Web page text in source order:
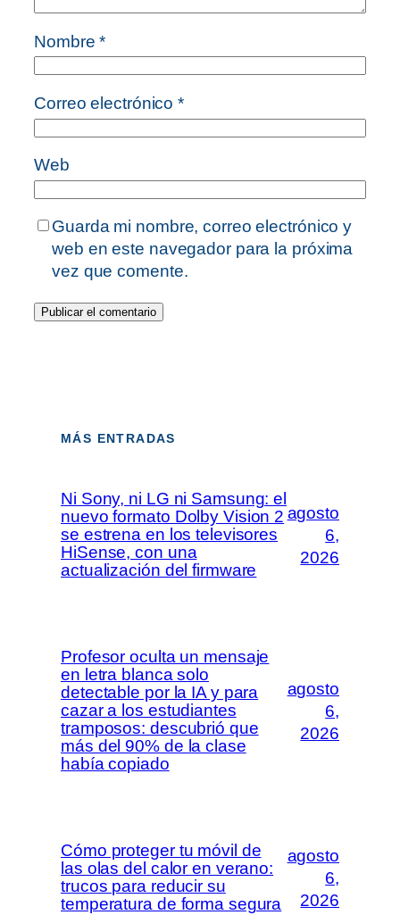
Nombre*
Correo electrónico*
Web
Guarda mi nombre, correo electrónico y
web en este navegador para la próxima
vez que comente.
MÁS ENTRADAS
Ni Sony, ni LG ni Samsung: el
nuevo formato Dolby Vision 2
se estrena en los televisores
HiSense, con una
actualización del firmware
agosto
6,
2026
Profesor oculta un mensaje
en letra blanca solo
detectable por la IA y para
cazar a los estudiantes
tramposos: descubrió que
más del 90% de la clase
había copiado
agosto
6,
2026
Cómo proteger tu móvil de
las olas del calor en verano:
trucos para reducir su
temperatura de forma segura
agosto
6,
2026